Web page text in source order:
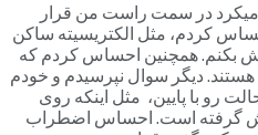
میکرد در سمت راست من قرار
کردم، مثل الکتریسیته ساکن
بکنم. همچنین احساس کردم که
دیگر سوال نپرسیدم و خودم
رو با پایین، مثل اینکه روی
گرفته است. احساس اضطراب